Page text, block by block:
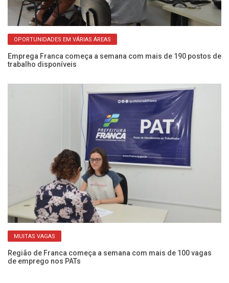
OPORTUNIDADES EM VÁRIAS ÁREAS
Emprega Franca começa a semana com mais de 190 postos de
trabalho disponíveis
MUITAS VAGAS
Região de Franca começa a semana com mais de 100 vagas
de emprego nos PATs